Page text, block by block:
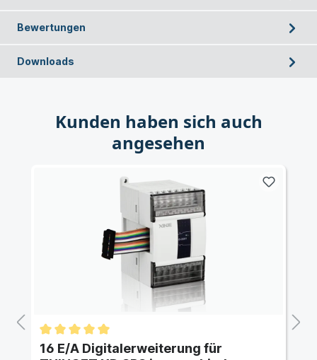
Kunden haben sich auch
angesehen
16 E/A Digitalerweiterung für
Bewertungen
Downloads